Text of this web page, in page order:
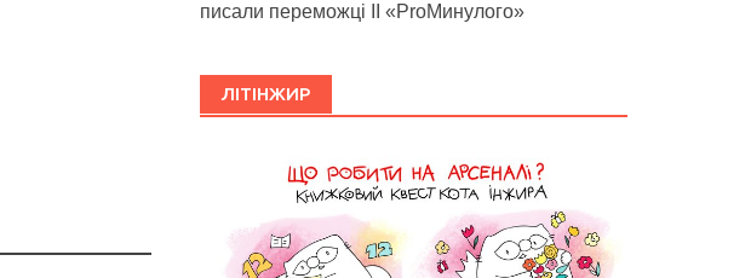
писали переможці ІІ «ProМинулого»
ЛІТІНЖИР